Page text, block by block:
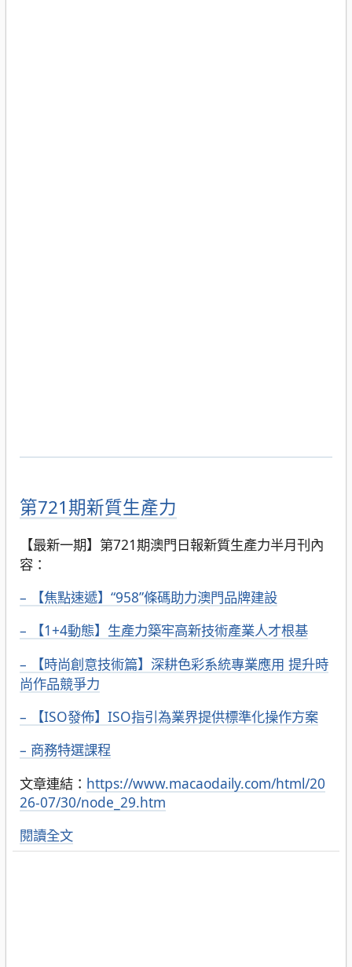
第721期新質生產力
【最新一期】第721期澳門日報新質生產力半月刊內
容：
– 【焦點速遞】“958”條碼助力澳門品牌建設
– 【1+4動態】生產力築牢高新技術產業人才根基
– 【時尚創意技術篇】深耕色彩系統專業應用 提升時
尚作品競爭力
– 【ISO發佈】ISO指引為業界提供標準化操作方案
– 商務特選課程
文章連結： https://www.macaodaily.com/html/20
26-07/30/node_29.htm
閱讀全文